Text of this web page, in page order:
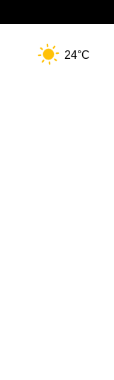
24°C